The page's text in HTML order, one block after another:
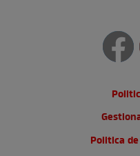
Politica